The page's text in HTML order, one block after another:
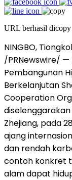
URL berhasil dicopy
NINGBO,
/PRNewswire/ —
Pembangunan
Berkelanjutan
Cooperation
diselenggarakan
Zhejiang, pada
ajang
dan rendah
contoh konkret
alam dapat